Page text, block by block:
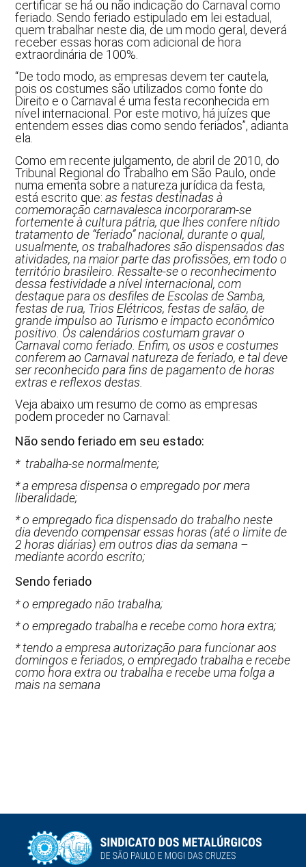
certificar se há ou não indicação do Carnaval como
feriado. Sendo feriado estipulado em lei estadual,
quem trabalhar neste dia, de um modo geral, deverá
receber essas horas com adicional de hora
extraordinária de 100%.
“De todo modo, as empresas devem ter cautela,
pois os costumes são utilizados como fonte do
Direito e o Carnaval é uma festa reconhecida em
nível internacional. Por este motivo, há juízes que
entendem esses dias como sendo feriados”, adianta
ela.
Como em recente julgamento, de abril de 2010, do
Tribunal Regional do Trabalho em São Paulo, onde
numa ementa sobre a natureza jurídica da festa,
está escrito que:as festas destinadas à
comemoração carnavalesca incorporaram-se
fortemente à cultura pátria, que lhes confere nítido
tratamento de “feriado” nacional, durante o qual,
usualmente, os trabalhadores são dispensados das
atividades, na maior parte das profissões, em todo o
território brasileiro. Ressalte-se o reconhecimento
dessa festividade a nível internacional, com
destaque para os desfiles de Escolas de Samba,
festas de rua, Trios Elétricos, festas de salão, de
grande impulso ao Turismo e impacto econômico
positivo. Os calendários costumam gravar o
Carnaval como feriado. Enfim, os usos e costumes
conferem ao Carnaval natureza de feriado, e tal deve
ser reconhecido para fins de pagamento de horas
extras e reflexos destas.
Veja abaixo um resumo de como as empresas
podem proceder no Carnaval:
Não sendo feriado em seu estado:
* trabalha-se normalmente;
* a empresa dispensa o empregado por mera
liberalidade;
* o empregado fica dispensado do trabalho neste
dia devendo compensar essas horas (até o limite de
2 horas diárias) em outros dias da semana –
mediante acordo escrito;
Sendo feriado
* o empregado não trabalha;
* o empregado trabalha e recebe como hora extra;
* tendo a empresa autorização para funcionar aos
domingos e feriados, o empregado trabalha e recebe
como hora extra ou trabalha e recebe uma folga a
mais na semana